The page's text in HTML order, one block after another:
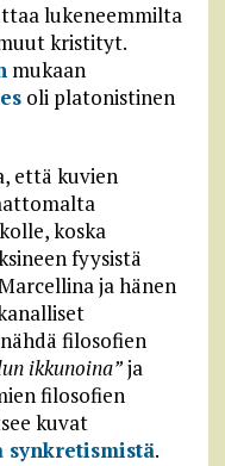
lukeneemmilta
kristityt.
mukaan
oli platonistinen
että kuvien
koska
fyysistä
ja hänen
filosofien
ikkunoina”ja
filosofien
kuvat
synkretismistä.